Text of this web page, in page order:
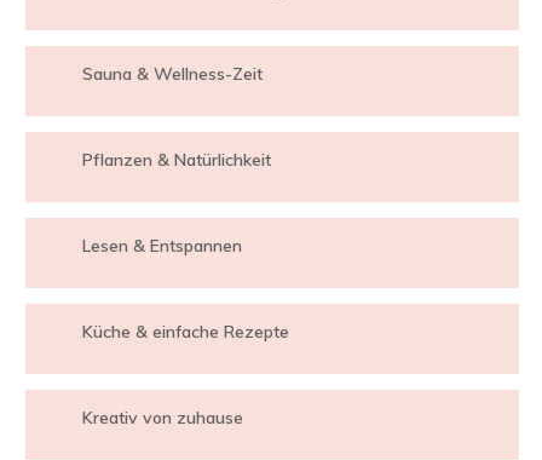
Sauna & Wellness-Zeit
Pflanzen & Natürlichkeit
Lesen & Entspannen
Küche & einfache Rezepte
Kreativ von zuhause